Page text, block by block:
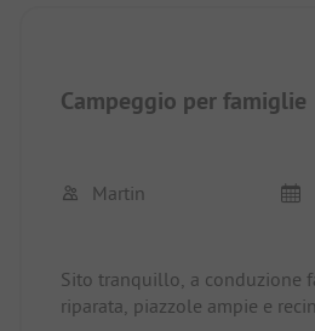
Campeggio per famiglie
Martin
Sito tranquillo, a conduzione
riparata, piazzole ampie e